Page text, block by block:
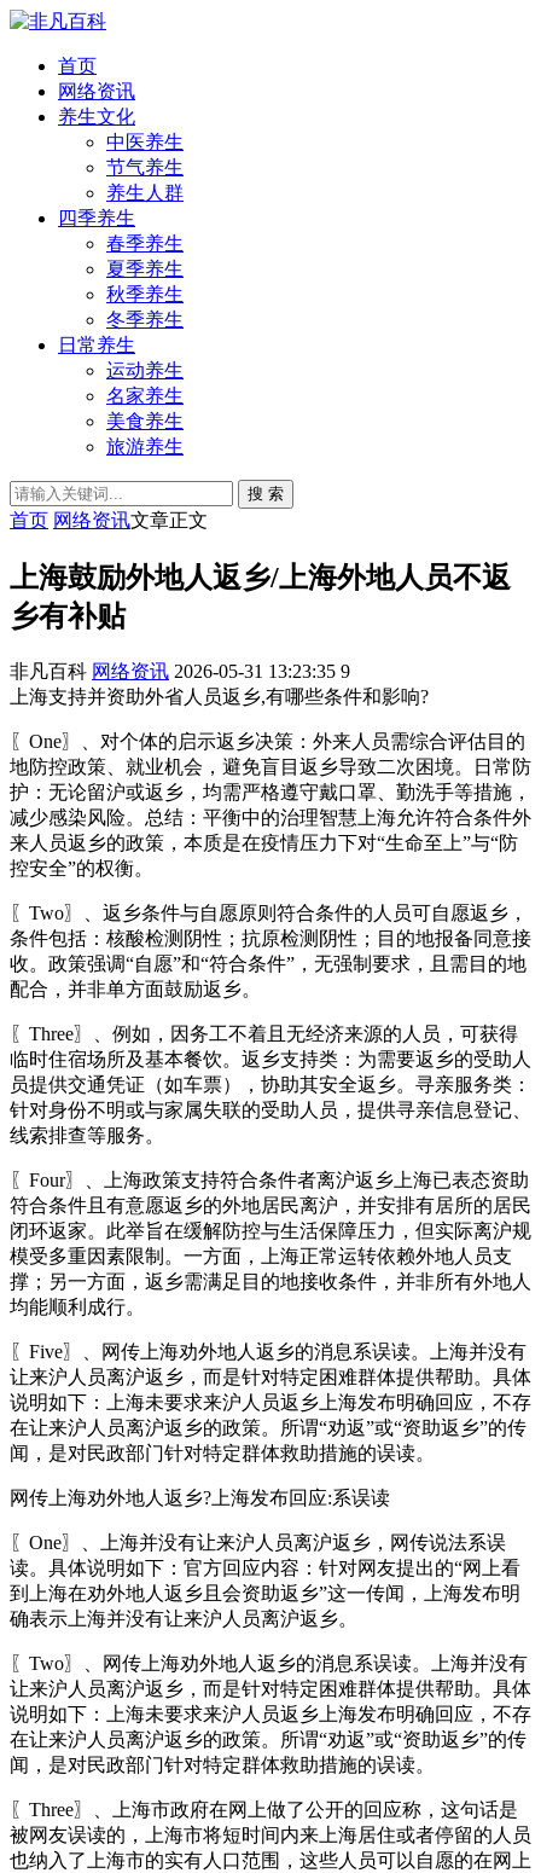
首页
网络资讯
养生文化
中医养生
节气养生
养生人群
四季养生
春季养生
夏季养生
秋季养生
冬季养生
日常养生
运动养生
名家养生
美食养生
旅游养生
搜 索
首页 网络资讯文章正文
上海鼓励外地人返乡/上海外地人员不返
乡有补贴
非凡百科 网络资讯 2026-05-31 13:23:35 9
上海支持并资助外省人员返乡,有哪些条件和影响?
〖One〗、对个体的启示返乡决策：外来人员需综合评估目的
地防控政策、就业机会，避免盲目返乡导致二次困境。日常防
护：无论留沪或返乡，均需严格遵守戴口罩、勤洗手等措施，
减少感染风险。总结：平衡中的治理智慧上海允许符合条件外
来人员返乡的政策，本质是在疫情压力下对“生命至上”与“防
控安全”的权衡。
〖Two〗、返乡条件与自愿原则符合条件的人员可自愿返乡，
条件包括：核酸检测阴性；抗原检测阴性；目的地报备同意接
收。政策强调“自愿”和“符合条件”，无强制要求，且需目的地
配合，并非单方面鼓励返乡。
〖Three〗、例如，因务工不着且无经济来源的人员，可获得
临时住宿场所及基本餐饮。返乡支持类：为需要返乡的受助人
员提供交通凭证（如车票），协助其安全返乡。寻亲服务类：
针对身份不明或与家属失联的受助人员，提供寻亲信息登记、
线索排查等服务。
〖Four〗、上海政策支持符合条件者离沪返乡上海已表态资助
符合条件且有意愿返乡的外地居民离沪，并安排有居所的居民
闭环返家。此举旨在缓解防控与生活保障压力，但实际离沪规
模受多重因素限制。一方面，上海正常运转依赖外地人员支
撑；另一方面，返乡需满足目的地接收条件，并非所有外地人
均能顺利成行。
〖Five〗、网传上海劝外地人返乡的消息系误读。上海并没有
让来沪人员离沪返乡，而是针对特定困难群体提供帮助。具体
说明如下：上海未要求来沪人员返乡上海发布明确回应，不存
在让来沪人员离沪返乡的政策。所谓“劝返”或“资助返乡”的传
闻，是对民政部门针对特定群体救助措施的误读。
网传上海劝外地人返乡?上海发布回应:系误读
〖One〗、上海并没有让来沪人员离沪返乡，网传说法系误
读。具体说明如下：官方回应内容：针对网友提出的“网上看
到上海在劝外地人返乡且会资助返乡”这一传闻，上海发布明
确表示上海并没有让来沪人员离沪返乡。
〖Two〗、网传上海劝外地人返乡的消息系误读。上海并没有
让来沪人员离沪返乡，而是针对特定困难群体提供帮助。具体
说明如下：上海未要求来沪人员返乡上海发布明确回应，不存
在让来沪人员离沪返乡的政策。所谓“劝返”或“资助返乡”的传
闻，是对民政部门针对特定群体救助措施的误读。
〖Three〗、上海市政府在网上做了公开的回应称，这句话是
被网友误读的，上海市将短时间内来上海居住或者停留的人员
也纳入了上海市的实有人口范围，这些人员可以自愿的在网上